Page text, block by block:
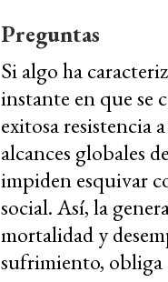
Preguntas
Si algo ha
instante en que se
exitosa resistencia
alcances globales
impiden esquivar
social. Así, la
mortalidad y
sufrimiento, obliga